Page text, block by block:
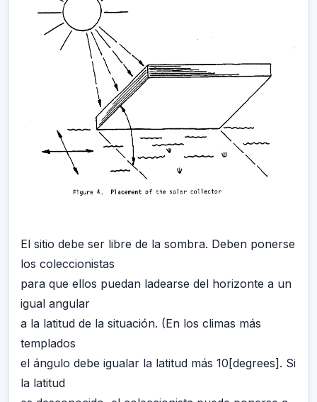
El sitio debe ser libre de la sombra. Deben ponerse
los coleccionistas
para que ellos puedan ladearse del horizonte a un
igual angular
a la latitud de la situación. (En los climas más
templados
el ángulo debe igualar la latitud más 10[degrees]. Si
la latitud